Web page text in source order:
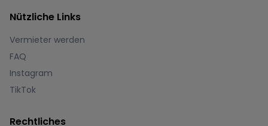
Nützliche Links
Vermieter werden
FAQ
Instagram
TikTok
Rechtliches